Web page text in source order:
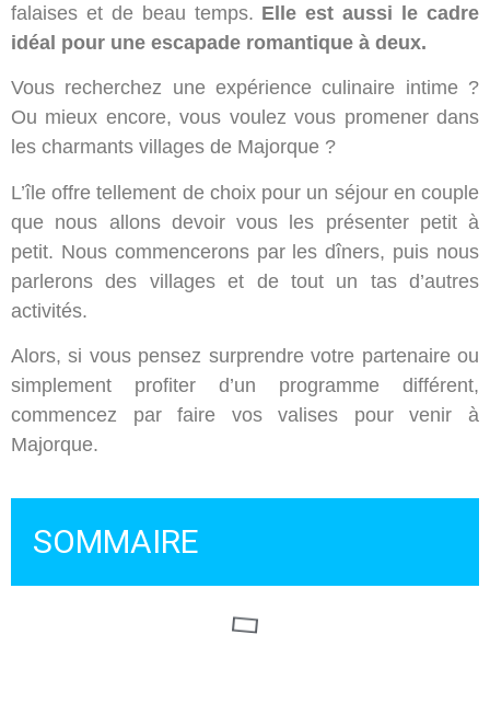
falaises et de beau temps. Elle est aussi le cadre
idéal pour une escapade romantique à deux.
Vous recherchez une expérience culinaire intime ?
Ou mieux encore, vous voulez vous promener dans
les charmants villages de Majorque ?
L’île offre tellement de choix pour un séjour en couple
que nous allons devoir vous les présenter petit à
petit. Nous commencerons par les dîners, puis nous
parlerons des villages et de tout un tas d’autres
activités.
Alors, si vous pensez surprendre votre partenaire ou
simplement profiter d’un programme différent,
commencez par faire vos valises pour venir à
Majorque.
SOMMAIRE